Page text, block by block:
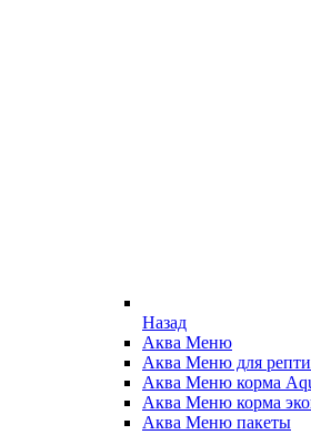
Назад
Аква Меню
Аква Меню для
Аква Меню корма
Аква Меню корма
Аква Меню пакеты